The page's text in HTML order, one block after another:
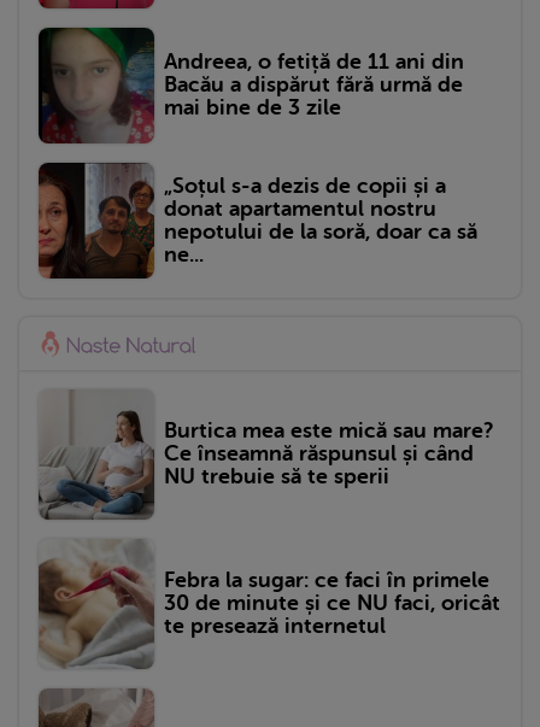
Andreea, o fetiță de 11 ani din
Bacău a dispărut fără urmă de
mai bine de 3 zile
„Soțul s-a dezis de copii și a
donat apartamentul nostru
nepotului de la soră, doar ca să
ne...
Burtica mea este mică sau mare?
Ce înseamnă răspunsul și când
NU trebuie să te sperii
Febra la sugar: ce faci în primele
30 de minute și ce NU faci, oricât
te presează internetul